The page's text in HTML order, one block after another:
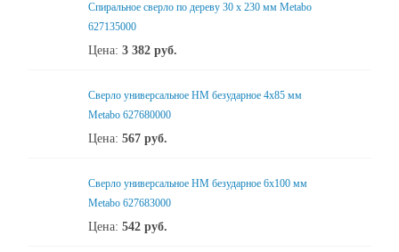
Спиральное сверло по дереву 30 х 230 мм Metabo
627135000
Цена: 3 382 руб.
Сверло универсальное НМ безударное 4x85 мм
Metabo 627680000
Цена: 567 руб.
Сверло универсальное НМ безударное 6x100 мм
Metabo 627683000
Цена: 542 руб.